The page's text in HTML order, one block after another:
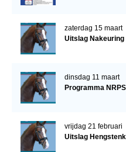
zaterdag 15 maart
Uitslag Nakeuring
dinsdag 11 maart
Programma
vrijdag 21 februari
Uitslag